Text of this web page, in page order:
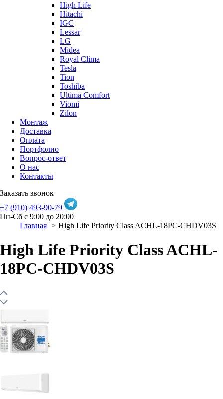
High Life
Hitachi
IGC
Lessar
LG
Midea
Royal Clima
Tesla
Tion
Toshiba
Ultima Comfort
Viomi
Zilon
Монтаж
Доставка
Оплата
Портфолио
Вопрос-ответ
О нас
Контакты
Заказать звонок
+7 (910) 493-90-79
Пн-Сб с 9:00 до 20:00
Главная
High Life Priority Class ACHL-18PC-CHDV03S
High Life Priority Class ACHL-
18PC-CHDV03S